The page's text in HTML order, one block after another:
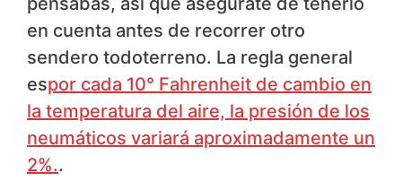
en cuenta antes de recorrer otro
sendero todoterreno. La regla general
espor cada 10° Fahrenheit de cambio en
la temperatura del aire, la presión de los
neumáticos variará aproximadamente un
2%..